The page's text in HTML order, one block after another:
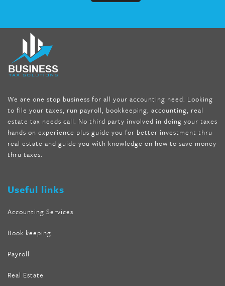
fat melter pill
does rapid tone weight loss work
seen on tv belly burner reviews
forskolin fit pro price
mccarthy diet,dr phil weight loss pill
internet tank sensation full episode, citrus fit pills reviews,
nutra surreal keto forskolin,best product to help lose weight
wave storm hair product review,as seen on tv belly fat burner,
melissa mccarthy weight loss dr oz, tru loss forskolin,keto
absolute forskolin,trim fit garcinia cambogia ,glenda lewis
weight loss
We are one stop business for all your accounting need. Looking
to file your taxes, run payroll, bookkeeping, accounting, real
estate tax needs call. No third party involved in doing your taxes
hands on experience plus guide you for better investment thru
real estate and guide you with knowledge on how to save money
thru taxes.
Useful links
Accounting Services
Book keeping
Payroll
Real Estate